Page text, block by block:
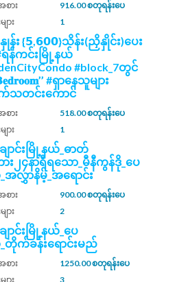
ား
916.00 စတုရန်းပေ
ား
1
န်း {𝟱,𝟲𝟬𝟬}သိန်း(ညှိနှိုင်း)ပေး
န်ကင်းမြို့နယ်
#block_7တွင်
#ရှာနေသူများ
တင်းကောင်
ား
518.00 စတုရန်းပေ
ား
1
ောင်းမြို့နယ်_ဓာတ်
၂၄နာရီရသော_မီနီကွန်ဒို_ပေ
အလွှာနိမ့်_အရောင်း
ား
900.00 စတုရန်းပေ
ား
2
ောင်းမြို့နယ်_ပေ
တိုက်ခန်းရောင်းမည်
ား
1250.00 စတုရန်းပေ
ား
3